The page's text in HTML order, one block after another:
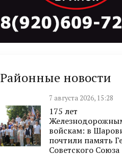
Районные новости
7 августа 2026, 15:28
175 лет
войскам: в
почтили память
Советского Союза